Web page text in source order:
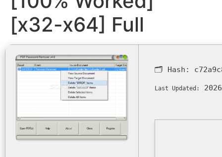
[x32-x64] Full
🗂 Hash:
Last Updated: